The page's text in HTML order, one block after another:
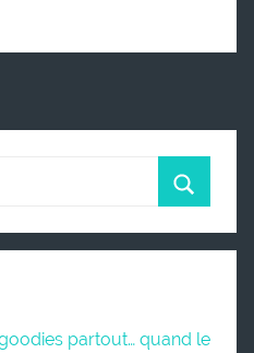
partout… quand le